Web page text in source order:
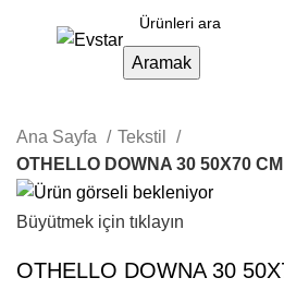
Aramak
Ana Sayfa
Tekstil
OTHELLO DOWNA 30 50X70
Büyütmek için tıklayın
OTHELLO DOWNA 30